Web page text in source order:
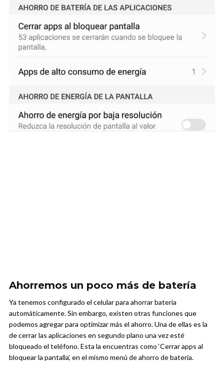
Ahorremos un poco más de batería
Ya tenemos configurado el celular para ahorrar batería
automáticamente. Sin embargo, existen otras funciones que
podemos agregar para optimizar más el ahorro. Una de ellas es la
de cerrar las aplicaciones en segundo plano una vez esté
bloqueado el teléfono. Esta la encuentras como ‘Cerrar apps al
bloquear la pantalla’, en el mismo menú de ahorro de batería.